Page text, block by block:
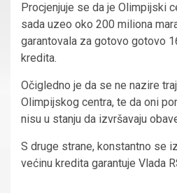
Procjenjuje se da je Olimpijski
sada uzeo oko 200 miliona
garantovala za gotovo gotovo
kredita.
Očigledno je da se ne nazire
Olimpijskog centra, te da oni
nisu u stanju da izvršavaju
S druge strane, konstantno se
većinu kredita garantuje Vlada